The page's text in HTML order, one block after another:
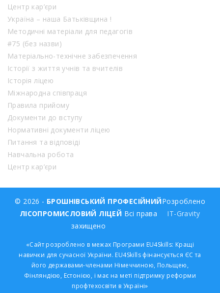
Центр кар’єри
Україна – наша Батьківщина !
Методичні матеріали для педагогів
#75 (без назви)
Матеріально-технічне забезпечення
Історії з життя учнів та вчителів
Історія ліцею
Міжнародна співпраця
Правила прийому
Документи до вступу
Нормативні документи ліцею
Питання та відповіді
Навчальна робота
Центр кар’єри
© 2026 - БРОШНІВСЬКИЙ ПРОФЕСІЙНИЙ
ЛІСОПРОМИСЛОВИЙ ЛІЦЕЙ Всі права
захищено
Розроблено
IT-Gravity
«Сайт розроблено в межах Програми EU4Skills: Кращі
навички для сучасної України. EU4Skills фінансується ЄС та
його державами-членами Німеччиною, Польщею,
Фінляндією, Естонією, і має на меті підтримку реформи
профтехосвіти в Україні»